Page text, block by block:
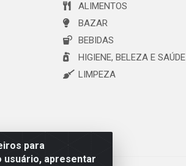
para
usuário, apresentar
ALIMENTOS
BAZAR
BEBIDAS
HIGIENE, BELEZA E SAÚDE
LIMPEZA